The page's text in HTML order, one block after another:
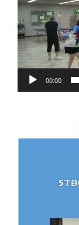
レ
ー
ヤ
ー
00:00